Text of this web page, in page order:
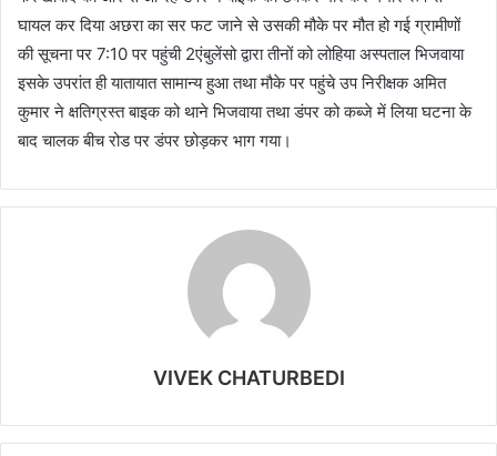
घायल कर दिया अछरा का सर फट जाने से उसकी मौके पर मौत हो गई ग्रामीणों
की सूचना पर 7:10 पर पहुंची 2एंबुलेंसो द्वारा तीनों को लोहिया अस्पताल भिजवाया
इसके उपरांत ही यातायात सामान्य हुआ तथा मौके पर पहुंचे उप निरीक्षक अमित
कुमार ने क्षतिग्रस्त बाइक को थाने भिजवाया तथा डंपर को कब्जे में लिया घटना के
बाद चालक बीच रोड पर डंपर छोड़कर भाग गया।
VIVEK CHATURBEDI